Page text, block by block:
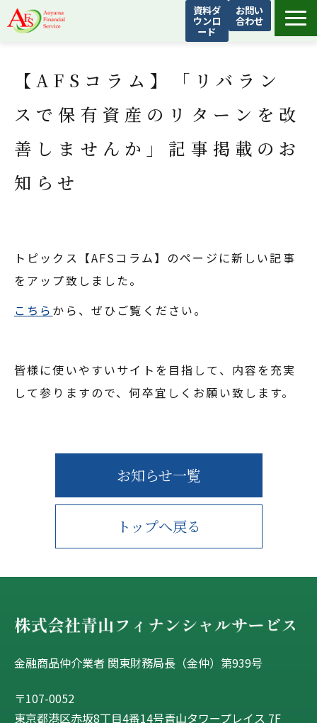
資料ダ
ウンロ
ード
お問い
合わせ
サービス
お客様の声
よくあるご質問
【AFSコラム】「リバラン
スで保有資産のリターンを改
善しませんか」記事掲載のお
知らせ
トピックス【AFSコラム】のページに新しい記事
をアップ致しました。
こちら から、ぜひご覧ください。
皆様に使いやすいサイトを目指して、内容を充実
して参りますので、何卒宜しくお願い致します。
お知らせ一覧
トップへ戻る
金融商品仲介業者 関東財務局長（金仲）第939号
〒107-0052
東京都港区赤坂8丁目4番14号青山タワープレイス 7F